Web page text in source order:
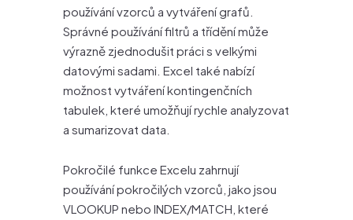
používání vzorců a vytváření grafů.
Správné používání filtrů a třídění může
výrazně zjednodušit práci s velkými
datovými sadami. Excel také nabízí
možnost vytváření kontingenčních
tabulek, které umožňují rychle analyzovat
a sumarizovat data.
Pokročilé funkce Excelu zahrnují
používání pokročilých vzorců, jako jsou
VLOOKUP nebo INDEX/MATCH, které